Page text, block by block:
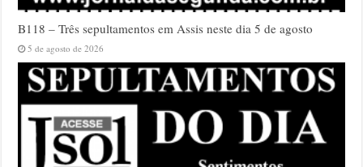
B118 – Três sepultamentos em Assis neste dia 5 de agosto
5 de agosto de 2026